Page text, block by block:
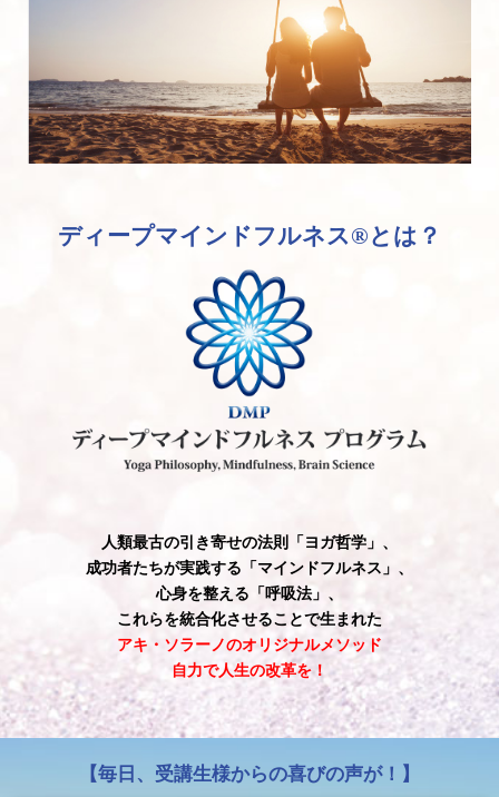
ディープマインドフルネス®︎とは？
人類最古の引き寄せの法則「ヨガ哲学」、
成功者たちが実践する「マインドフルネス」、
心身を整える「呼吸法」、
これらを統合化させることで生まれた
アキ・ソラーノのオリジナルメソッド
自力で人生の改革を！
【毎日、受講生様からの喜びの声が！】